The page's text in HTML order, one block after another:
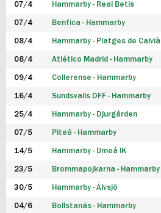
07/4 Hammarby - Real Betis
07/4 Benfica - Hammarby
08/4 Hammarby - Platges de Calvià
08/4 Atlético Madrid - Hammarby
09/4 Collerense - Hammarby
16/4 Sundsvalls DFF - Hammarby
25/4 Hammarby - Djurgården
07/5 Piteå - Hammarby
14/5 Hammarby - Umeå IK
23/5 Brommapojkarna - Hammarby
30/5 Hammarby - Älvsjö
04/6 Bollstanäs - Hammarby